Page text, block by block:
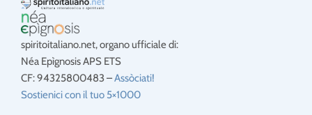
spiritoitaliano.net, organo ufficiale di:
Néa Epìgnosis APS ETS
CF: 94325800483 –Assòciati!
Sostienici con il tuo 5×1000